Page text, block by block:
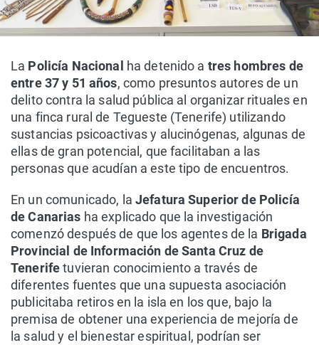
La Policía Nacional ha detenido a tres hombres de
entre 37 y 51 años, como presuntos autores de un
delito contra la salud pública al organizar rituales en
una finca rural de Tegueste (Tenerife) utilizando
sustancias psicoactivas y alucinógenas, algunas de
ellas de gran potencial, que facilitaban a las
personas que acudían a este tipo de encuentros.
En un comunicado, la Jefatura Superior de Policía
de Canarias ha explicado que la investigación
comenzó después de que los agentes de la Brigada
Provincial de Información de Santa Cruz de
Tenerifetuvieran conocimiento a través de
diferentes fuentes que una supuesta asociación
publicitaba retiros en la isla en los que, bajo la
premisa de obtener una experiencia de mejoría de
la salud y el bienestar espiritual, podrían ser